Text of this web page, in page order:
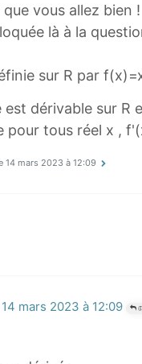
vous allez bien !
là à la
sur R par
est dérivable sur R
pour tous réel x ,
14 mars 2023 à 12:09
14 mars 2023 à 12:09